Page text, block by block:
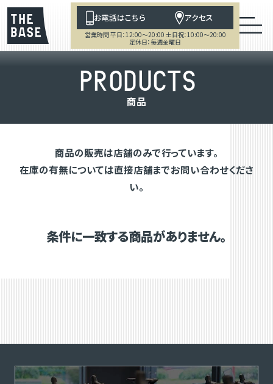
お電話はこちら アクセス
営業時間 平日：12:00～20:00 土日祝：10:00～20:00
定休日：毎週金曜日
PRODUCTS
商品
商品の販売は店舗のみで行っています。
在庫の有無については直接店舗までお問い合わせくださ
い。
条件に一致する商品がありません。